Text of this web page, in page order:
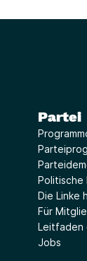
Partei
Politische
Die Linke
Für
Leitfaden
Jobs